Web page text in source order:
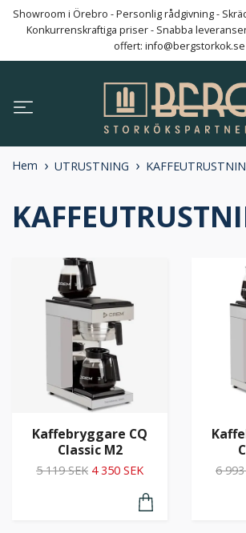
Showroom i Örebro - Personlig rådgivning -
Konkurrenskraftiga priser - Snabba
offert: info@bergstorkok.se
Hem UTRUSTNING
Kaffebryggare CQ
Classic M2
5 119 SEK 4 350 SEK 6 993